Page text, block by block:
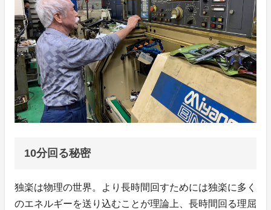
10分回る秘密
独楽は物理の世界。より長時間回すためには独楽に多く
のエネルギーを送り込むことが理論上、長時間回る理屈